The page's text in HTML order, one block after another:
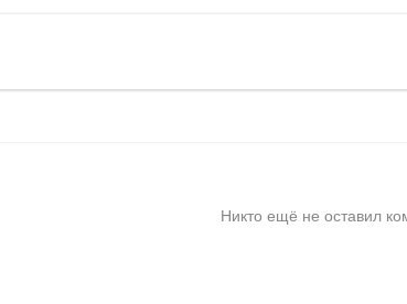
Никто ещё не оставил